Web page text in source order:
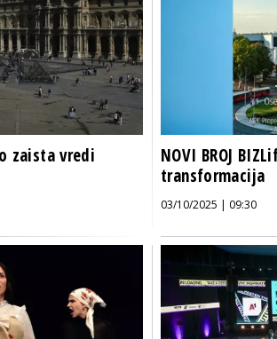
zaista vredi
NOVI BROJ
transformacija
03/10/2025 | 09:30